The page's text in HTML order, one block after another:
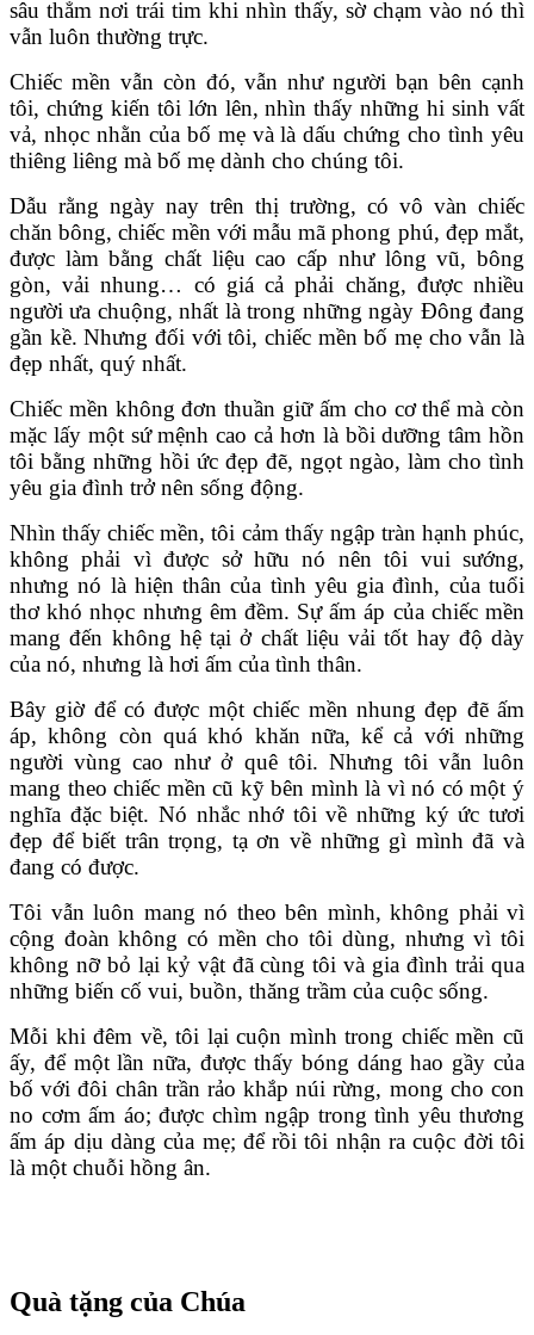
sâu thẳm nơi trái tim khi nhìn thấy, sờ chạm vào nó thì
vẫn luôn thường trực.
Chiếc mền vẫn còn đó, vẫn như người bạn bên cạnh
tôi, chứng kiến tôi lớn lên, nhìn thấy những hi sinh vất
vả, nhọc nhằn của bố mẹ và là dấu chứng cho tình yêu
thiêng liêng mà bố mẹ dành cho chúng tôi.
Dẫu rằng ngày nay trên thị trường, có vô vàn chiếc
chăn bông, chiếc mền với mẫu mã phong phú, đẹp mắt,
được làm bằng chất liệu cao cấp như lông vũ, bông
gòn, vải nhung… có giá cả phải chăng, được nhiều
người ưa chuộng, nhất là trong những ngày Đông đang
gần kề. Nhưng đối với tôi, chiếc mền bố mẹ cho vẫn là
đẹp nhất, quý nhất.
Chiếc mền không đơn thuần giữ ấm cho cơ thể mà còn
mặc lấy một sứ mệnh cao cả hơn là bồi dưỡng tâm hồn
tôi bằng những hồi ức đẹp đẽ, ngọt ngào, làm cho tình
yêu gia đình trở nên sống động.
Nhìn thấy chiếc mền, tôi cảm thấy ngập tràn hạnh phúc,
không phải vì được sở hữu nó nên tôi vui sướng,
nhưng nó là hiện thân của tình yêu gia đình, của tuổi
thơ khó nhọc nhưng êm đềm. Sự ấm áp của chiếc mền
mang đến không hệ tại ở chất liệu vải tốt hay độ dày
của nó, nhưng là hơi ấm của tình thân.
Bây giờ để có được một chiếc mền nhung đẹp đẽ ấm
áp, không còn quá khó khăn nữa, kể cả với những
người vùng cao như ở quê tôi. Nhưng tôi vẫn luôn
mang theo chiếc mền cũ kỹ bên mình là vì nó có một ý
nghĩa đặc biệt. Nó nhắc nhớ tôi về những ký ức tươi
đẹp để biết trân trọng, tạ ơn về những gì mình đã và
đang có được.
Tôi vẫn luôn mang nó theo bên mình, không phải vì
cộng đoàn không có mền cho tôi dùng, nhưng vì tôi
không nỡ bỏ lại kỷ vật đã cùng tôi và gia đình trải qua
những biến cố vui, buồn, thăng trầm của cuộc sống.
Mỗi khi đêm về, tôi lại cuộn mình trong chiếc mền cũ
ấy, để một lần nữa, được thấy bóng dáng hao gầy của
bố với đôi chân trần rảo khắp núi rừng, mong cho con
no cơm ấm áo; được chìm ngập trong tình yêu thương
ấm áp dịu dàng của mẹ; để rồi tôi nhận ra cuộc đời tôi
là một chuỗi hồng ân.
Quà tặng của Chúa